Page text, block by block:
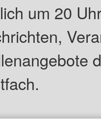
um 20